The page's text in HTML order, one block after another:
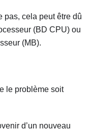
pas, cela peut être dû
(BD CPU) ou
(MB).
le problème soit
d’un nouveau